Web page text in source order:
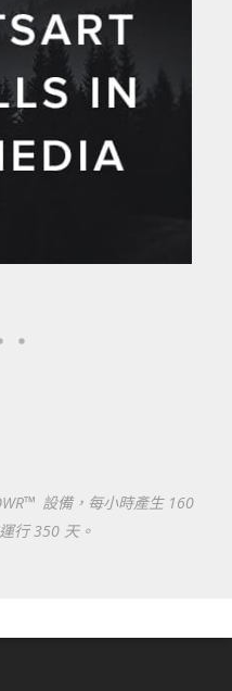
™ 設備，每小時產生 160
行 350 天。